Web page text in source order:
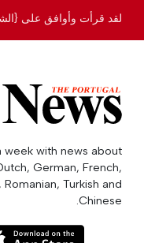
لقد قرأت وأوافق على
with news about
German, French,
Romanian, Turkish and
Chinese.